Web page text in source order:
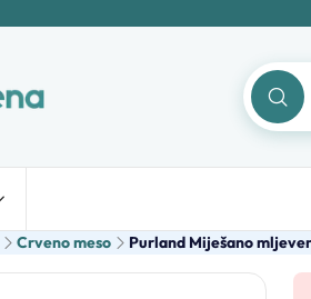
Crveno meso Purland Miješano